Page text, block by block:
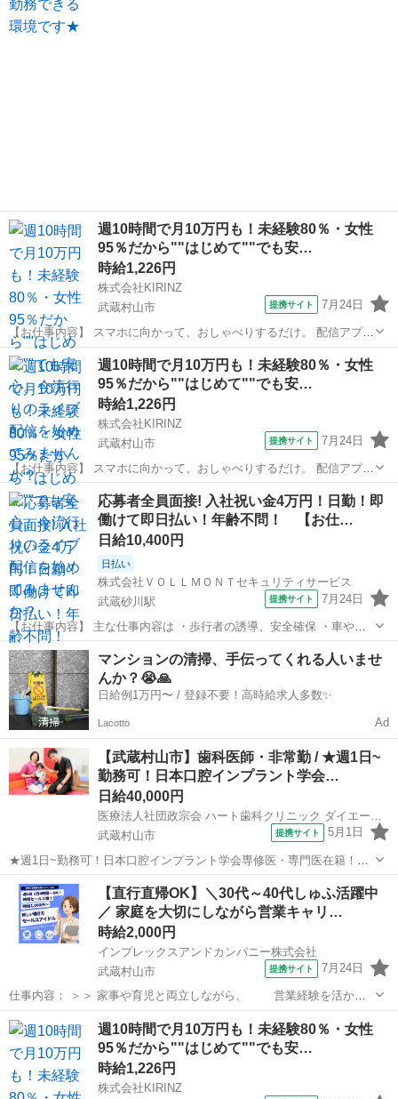
辺！20代～40代のスタッフが多数活躍中★ 【コメント】 ＼大手人材
派遣会社で働きませんか...
週10時間で月10万円も！未経験80％・女性
95％だから""はじめて""でも安…
時給1,226円
株式会社KIRINZ
武蔵村山市
提携サイト 7月24日
【お仕事内容】 スマホに向かって、おしゃべりするだけ。 配信アプリ
（17LIVE／Pococha／IRIAM など）でライブ配信するお仕事です。
——————————— 配信内容はぜんぶ自由
——————————— ・今日...
東京 武蔵村山市 イベントスタッフ
週10時間で月10万円も！未経験80％・女性
95％だから""はじめて""でも安…
時給1,226円
株式会社KIRINZ
武蔵村山市
提携サイト 7月24日
【お仕事内容】 スマホに向かって、おしゃべりするだけ。 配信アプリ
（17LIVE／Pococha／IRIAM など）でライブ配信するお仕事です。
——————————— 配信内容はぜんぶ自由
——————————— ・今日...
東京 武蔵村山市 イベントスタッフ
応募者全員面接! 入社祝い金4万円！日勤！即
働けて即日払い！年齢不問！ 【お仕…
日給10,400円
日払い
株式会社ＶＯＬＬＭＯＮＴセキュリティサービス
武蔵砂川駅
提携サイト 7月24日
【お仕事内容】 主な仕事内容は ・歩行者の誘導、安全確保 ・車やバ
イクなどの車両の誘導 などをお任せします。 年齢や経験、性別に関係
なく、誰でもスグに始められる仕事です。 現場に出る前にしっかりと
した研修があるので、未経験の...
東京 武蔵村山市 武蔵砂川駅 警備員
マンションの清掃、手伝ってくれる人いませ
んか？😭🙏
日給例1万円〜 / 登録不要！高時給求人多数✨
Lacotto Ad
【武蔵村山市】歯科医師・非常勤 / ★週1日~
勤務可！日本口腔インプラント学会…
日給40,000円
武蔵村山市
提携サイト 5月1日
★週1日~勤務可！日本口腔インプラント学会専修医・専門医在籍！西
武立川駅から徒歩1分、無料駐車場も完備しています★ 日給： 40,000
円~ アクセス：拝島線 武蔵砂川 車で6分 オススメコメント ●週1日~勤
務が可能...
東京 武蔵村山市 その他
【直行直帰OK】＼30代～40代しゅふ活躍中
／ 家庭を大切にしながら営業キャリ…
時給2,000円
インプレックスアンドカンパニー株式会社
武蔵村山市
提携サイト 7月24日
仕事内容： ＞＞ 家事や育児と両立しながら、 営業経験を活かせ
る時短ワーク♪ ‾‾‾‾‾‾‾‾‾‾‾‾‾‾‾‾‾‾‾‾‾‾‾ 「営業の仕事は好きだけど、 家事や育
児との両立できるかな…」 そんな方も大丈夫！ ★直行直帰...
東京 武蔵村山市 営業事務
週10時間で月10万円も！未経験80％・女性
95％だから""はじめて""でも安…
時給1,226円
株式会社KIRINZ